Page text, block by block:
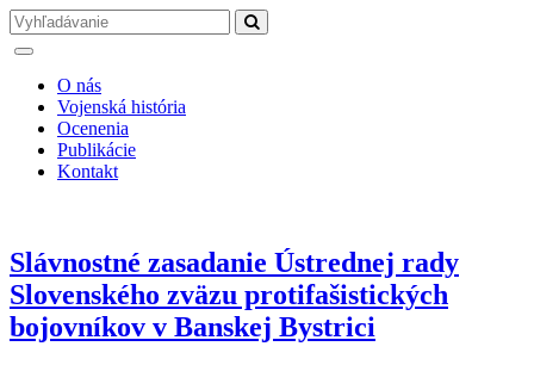
O nás
Vojenská história
Ocenenia
Publikácie
Kontakt
Slávnostné zasadanie Ústrednej rady
Slovenského zväzu protifašistických
bojovníkov v Banskej Bystrici